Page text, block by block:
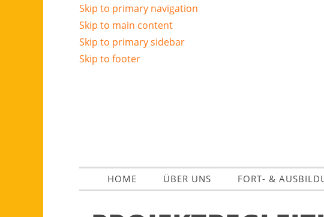
Skip to primary navigation
Skip to main content
Skip to primary sidebar
Skip to footer
HOME ÜBER UNS FORT- &